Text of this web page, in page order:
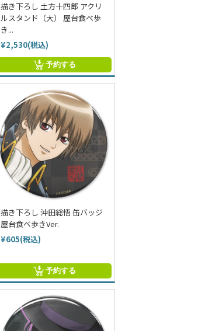
描き下ろし 土方十四郎 アクリ
ルスタンド（大） 屋台食べ歩
き...
¥2,530(税込)
予約する
描き下ろし 沖田総悟 缶バッジ
屋台食べ歩きVer.
¥605(税込)
予約する